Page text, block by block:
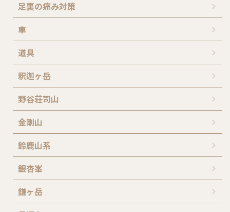
足裏の痛み対策
車
道具
釈迦ヶ岳
野谷荘司山
金剛山
鈴鹿山系
銀杏峯
鎌ヶ岳